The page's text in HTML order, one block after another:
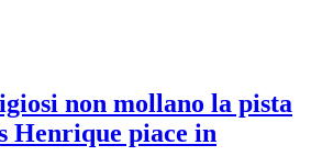
non mollano la pista
Henrique piace in